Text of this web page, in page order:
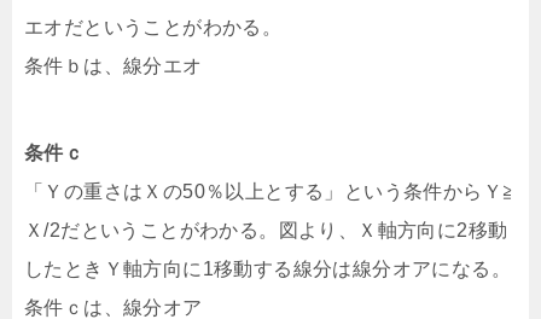
エオだということがわかる。
条件ｂは、線分エオ
条件ｃ
「Ｙの重さはＸの50％以上とする」という条件からＹ≧
Ｘ/2だということがわかる。図より、Ｘ軸方向に2移動
したときＹ軸方向に1移動する線分は線分オアになる。
条件ｃは、線分オア